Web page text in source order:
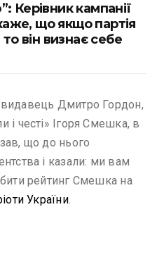
​Керівник кампанії
що якщо партія
він визнає себе
видавець Дмитро Гордон,
і честі» Ігоря Смешка, в
що до нього
і казали: ми вам
рейтинг Смешка на
України.